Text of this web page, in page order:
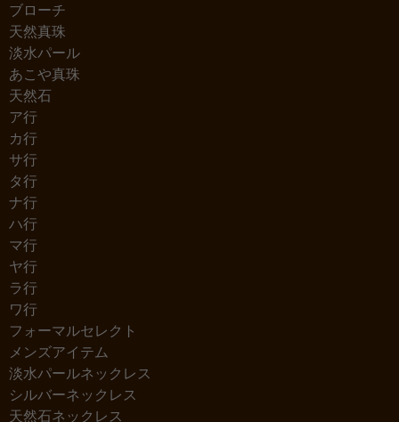
ブローチ
天然真珠
淡水パール
あこや真珠
天然石
ア行
カ行
サ行
タ行
ナ行
ハ行
マ行
ヤ行
ラ行
ワ行
フォーマルセレクト
メンズアイテム
淡水パールネックレス
シルバーネックレス
天然石ネックレス